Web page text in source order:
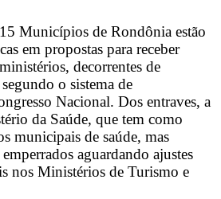
Municípios de Rondônia estão
em propostas para receber
decorrentes de
o sistema de
Nacional. Dos entraves, a
da Saúde, que tem como
municipais de saúde, mas
aguardando ajustes
nos Ministérios de Turismo e